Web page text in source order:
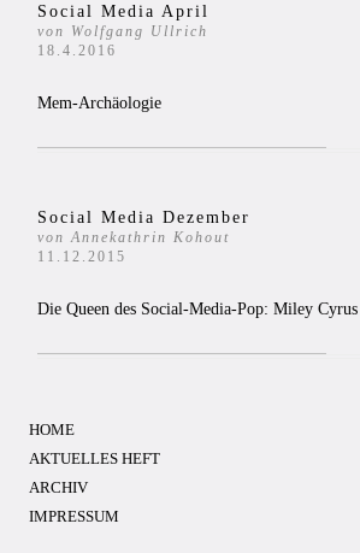
Social Media April
von Wolfgang Ullrich
18.4.2016
Mem-Archäologie
Social Media Dezember
von Annekathrin Kohout
11.12.2015
Die Queen des Social-Media-Pop: Miley Cyrus
HOME
AKTUELLES HEFT
ARCHIV
IMPRESSUM